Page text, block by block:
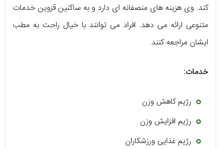
کند. وی هزینه های منصفانه ای دارد و به ساکنین قزوین خدمات
متنوعی ارائه می دهد. افراد می توانند با خیال راحت به مطب
ایشان مراجعه کنند.
خدمات:
رژیم کاهش وزن
رژیم افزایش وزن
رژیم غذایی ورزشکاران